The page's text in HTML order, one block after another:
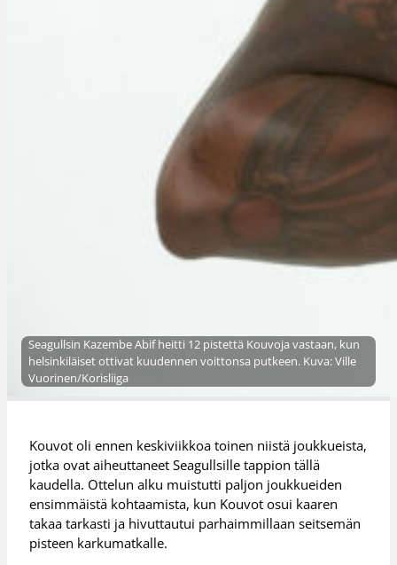
Seagullsin Kazembe Abif heitti 12 pistettä Kouvoja vastaan, kun
helsinkiläiset ottivat kuudennen voittonsa putkeen. Kuva: Ville
Vuorinen/Korisliiga
Kouvot oli ennen keskiviikkoa toinen niistä joukkueista,
jotka ovat aiheuttaneet Seagullsille tappion tällä
kaudella. Ottelun alku muistutti paljon joukkueiden
ensimmäistä kohtaamista, kun Kouvot osui kaaren
takaa tarkasti ja hivuttautui parhaimmillaan seitsemän
pisteen karkumatkalle.